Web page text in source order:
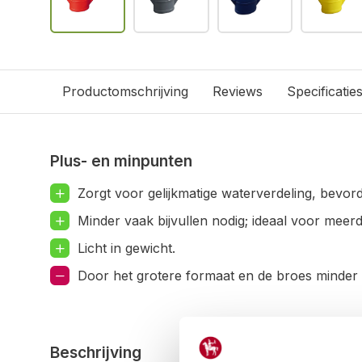
Productomschrijving Reviews Specificaties
Plus- en minpunten
Zorgt voor gelijkmatige waterverdeling,
Minder vaak bijvullen nodig; ideaal voor
Licht in gewicht.
Door het grotere formaat en de broes
Beschrijving